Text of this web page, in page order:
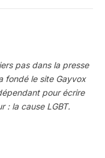
pas dans la presse
fondé le site Gayvox
pour écrire
: la cause LGBT.